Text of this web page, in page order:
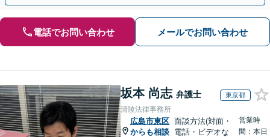
電話でお問い合わせ メールでお問い合わせ
坂本 尚志 弁護士 東京都
清陵法律事務所
広島市東区
からも相談
面談方法(対面・
電話・ビデオな
営業時
間：本日